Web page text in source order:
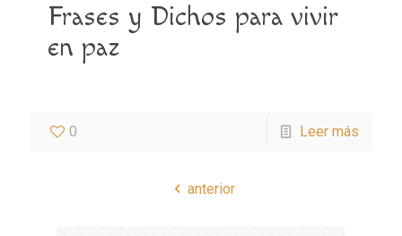
Frases y Dichos para vivir
en paz
0 Leer más
anterior